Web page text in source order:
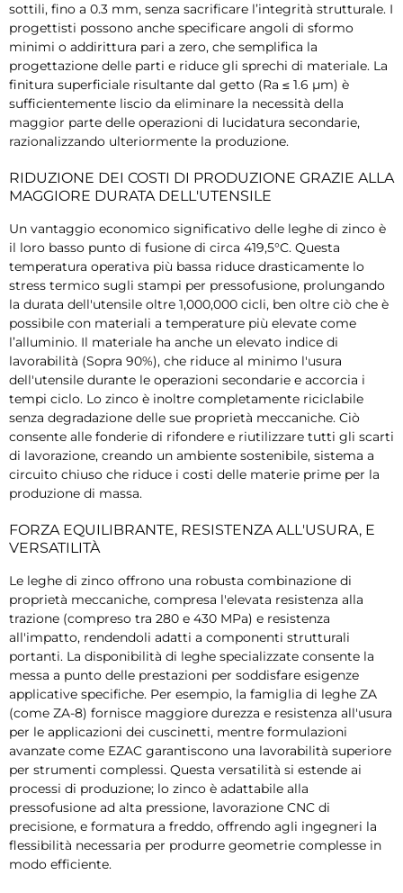
sottili, fino a 0.3 mm, senza sacrificare l’integrità strutturale. I
progettisti possono anche specificare angoli di sformo
minimi o addirittura pari a zero, che semplifica la
progettazione delle parti e riduce gli sprechi di materiale. La
finitura superficiale risultante dal getto (Ra ≤ 1.6 µm) è
sufficientemente liscio da eliminare la necessità della
maggior parte delle operazioni di lucidatura secondarie,
razionalizzando ulteriormente la produzione.
RIDUZIONE DEI COSTI DI PRODUZIONE GRAZIE ALLA
MAGGIORE DURATA DELL'UTENSILE
Un vantaggio economico significativo delle leghe di zinco è
il loro basso punto di fusione di circa 419,5°C. Questa
temperatura operativa più bassa riduce drasticamente lo
stress termico sugli stampi per pressofusione, prolungando
la durata dell'utensile oltre 1,000,000 cicli, ben oltre ciò che è
possibile con materiali a temperature più elevate come
l’alluminio. Il materiale ha anche un elevato indice di
lavorabilità (Sopra 90%), che riduce al minimo l'usura
dell'utensile durante le operazioni secondarie e accorcia i
tempi ciclo. Lo zinco è inoltre completamente riciclabile
senza degradazione delle sue proprietà meccaniche. Ciò
consente alle fonderie di rifondere e riutilizzare tutti gli scarti
di lavorazione, creando un ambiente sostenibile, sistema a
circuito chiuso che riduce i costi delle materie prime per la
produzione di massa.
FORZA EQUILIBRANTE, RESISTENZA ALL'USURA, E
VERSATILITÀ
Le leghe di zinco offrono una robusta combinazione di
proprietà meccaniche, compresa l'elevata resistenza alla
trazione (compreso tra 280 e 430 MPa) e resistenza
all'impatto, rendendoli adatti a componenti strutturali
portanti. La disponibilità di leghe specializzate consente la
messa a punto delle prestazioni per soddisfare esigenze
applicative specifiche. Per esempio, la famiglia di leghe ZA
(come ZA-8) fornisce maggiore durezza e resistenza all'usura
per le applicazioni dei cuscinetti, mentre formulazioni
avanzate come EZAC garantiscono una lavorabilità superiore
per strumenti complessi. Questa versatilità si estende ai
processi di produzione; lo zinco è adattabile alla
pressofusione ad alta pressione, lavorazione CNC di
precisione, e formatura a freddo, offrendo agli ingegneri la
flessibilità necessaria per produrre geometrie complesse in
modo efficiente.